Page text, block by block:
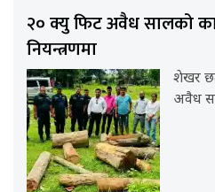
२० क्यु फिट अवैध सालको
नियन्त्रणमा
शेखर
अवैध